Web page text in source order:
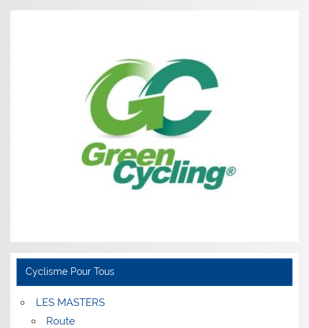
Cyclisme Pour Tous
LES MASTERS
Route